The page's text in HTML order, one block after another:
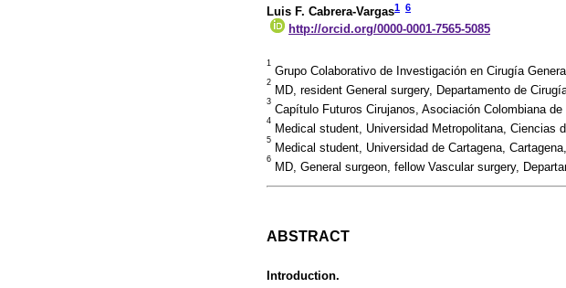
Luis F. Cabrera-Vargas1 6
http://orcid.org/0000-0001-7565-5085
1
Grupo Colaborativo de Investigación en Cirugía
2
MD, resident General surgery, Departamento de
3
Capítulo Futuros Cirujanos, Asociación Colombiana
4
Medical student, Universidad Metropolitana, Ciencias
5
Medical student, Universidad de Cartagena,
6
MD, General surgeon, fellow Vascular surgery,
ABSTRACT
Introduction.